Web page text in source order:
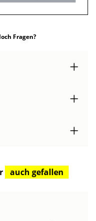
Fragen?
auch gefallen